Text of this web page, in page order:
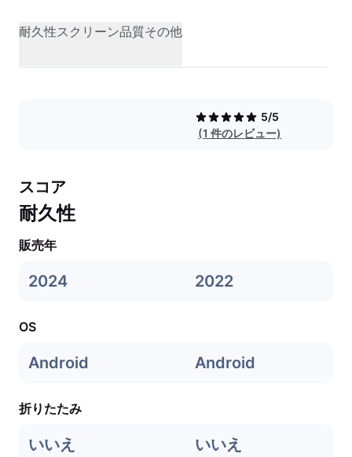
耐久性スクリーン品質その他
5/5
(1 件のレビュー)
スコア
耐久性
販売年
2024 2022
OS
Android Android
折りたたみ
いいえ いいえ